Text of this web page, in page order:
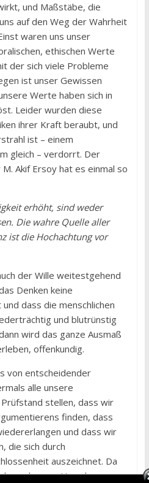
und Maßstäbe, die
auf den Weg der Wahrheit
waren uns unser
ethischen Werte
der sich viele Probleme
ist unser Gewissen
Werte haben sich in
Leider wurden diese
ihrer Kraft beraubt, und
ist – einem
gleich – verdorrt. Der
Akif Ersoy hat es einmal so
erhöht, sind weder
Die wahre Quelle aller
ist die Hochachtung vor
der Wille weitestgehend
Denken keine
dass die menschlichen
und blutrünstig
wird das ganze Ausmaß
offenkundig.
von entscheidender
alle unsere
stellen, dass wir
finden, dass
und dass wir
die sich durch
auszeichnet. Da
das von Ursachen